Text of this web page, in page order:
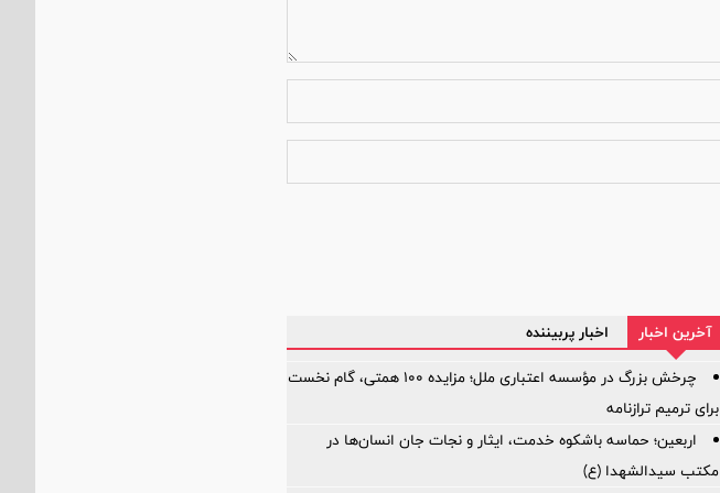
آخرین اخبار
اخبار پربیننده
چرخش بزرگ در مؤسسه اعتباری ملل؛ مزایده ۱۰۰ همتی، گام نخست
برای ترمیم ترازنامه
اربعین؛ حماسه باشکوه خدمت، ایثار و نجات جان انسان‌ها در
مکتب سیدالشهدا (ع)